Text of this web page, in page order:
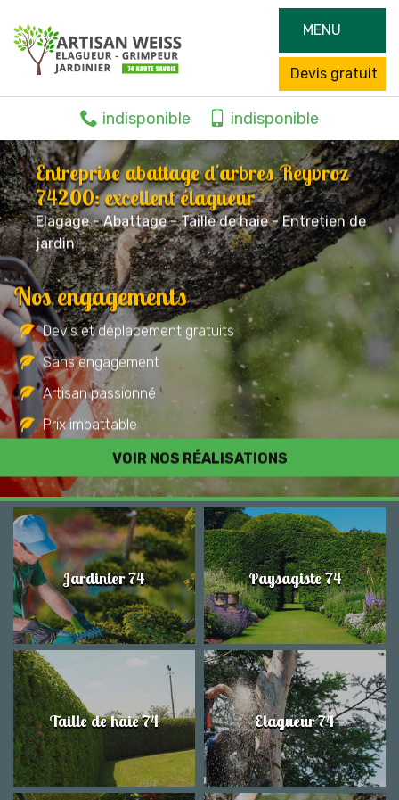
MENU
Devis gratuit
indisponible indisponible
Entreprise abattage d'arbres Reyvroz
74200: excellent élagueur
Elagage - Abattage - Taille de haie - Entretien de
jardin
VOIR NOS RÉALISATIONS
Nos engagements
Devis et déplacement gratuits
Sans engagement
Artisan passionné
Prix imbattable
Travail de qualité
Jardinier 74 Paysagiste 74
Taille de haie 74 Elagueur 74